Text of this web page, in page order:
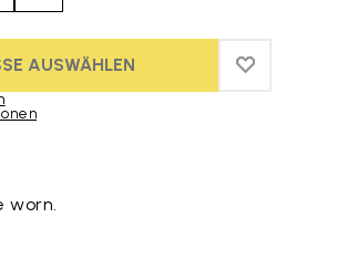
AUSWÄHLEN ADD TO
ADD TO
worn.